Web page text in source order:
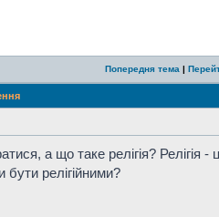
Попередня тема |
а що таке релігія? Релігія
бути релігійними?